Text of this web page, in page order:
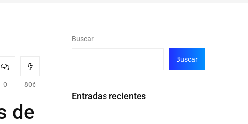
0 806
de
Buscar
Buscar
Entradas recientes